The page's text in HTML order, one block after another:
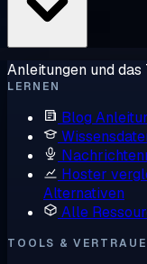
Anleitungen und
LERNEN
Blog
Hoster
Alternativen
Alle
TOOLS &